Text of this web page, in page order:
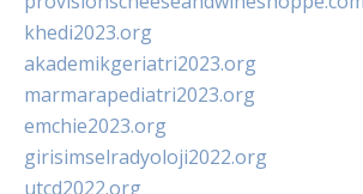
khedi2023.org
akademikgeriatri2023.org
marmarapediatri2023.org
emchie2023.org
girisimselradyoloji2022.org
utcd2022.org